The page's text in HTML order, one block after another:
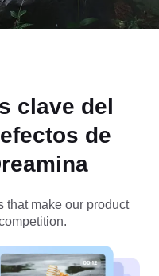
clave del
de
that make our product